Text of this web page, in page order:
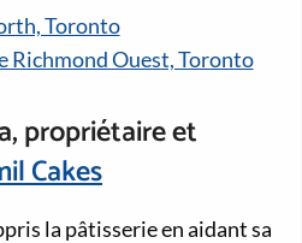
Toronto
Richmond Ouest, Toronto
propriétaire et
Cakes
la pâtisserie en aidant sa